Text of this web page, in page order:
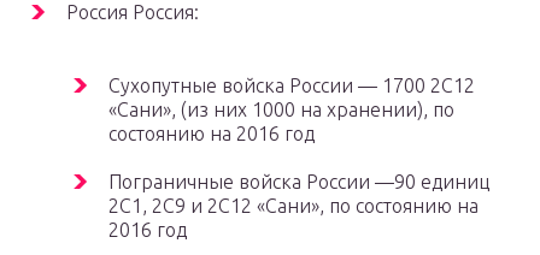
Россия Россия:
Сухопутные войска России — 1700 2С12
«Сани», (из них 1000 на хранении), по
состоянию на 2016 год
Пограничные войска России —90 единиц
2С1, 2С9 и 2С12 «Сани», по состоянию на
2016 год